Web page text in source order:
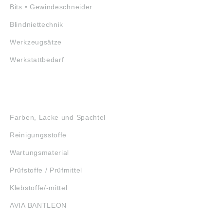
Bits • Gewindeschneider
Blindniettechnik
Werkzeugsätze
Werkstattbedarf
Farben, Lacke und Spachtel
Reinigungsstoffe
Wartungsmaterial
Prüfstoffe / Prüfmittel
Klebstoffe/-mittel
AVIA BANTLEON